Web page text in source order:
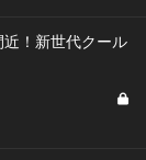
近！新世代クール